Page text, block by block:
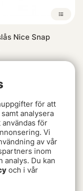
Nice Snap
Elite-Classic
för att
analysera
för
Vi
av vår
inom
analys. Du kan
och i vår